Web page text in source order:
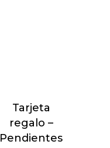
Tarjeta
regalo –
Pendientes